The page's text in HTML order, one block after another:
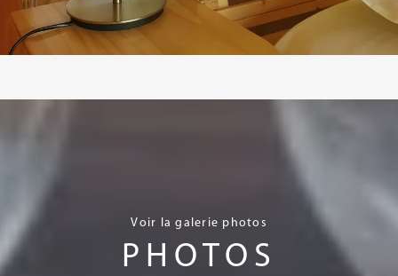
Voir la galerie photos
PHOTOS